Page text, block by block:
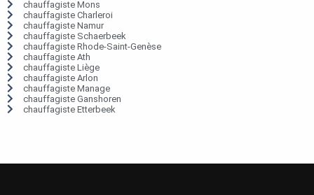
chauffagiste Mons
chauffagiste Charleroi
chauffagiste Namur
chauffagiste Schaerbeek
chauffagiste Rhode-Saint-Genèse
chauffagiste Ath
chauffagiste Liège
chauffagiste Arlon
chauffagiste Manage
chauffagiste Ganshoren
chauffagiste Etterbeek